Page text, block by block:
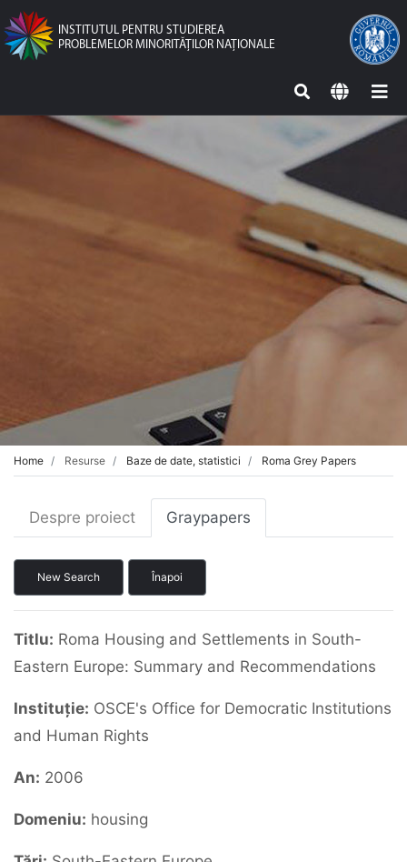
INSTITUTUL PENTRU STUDIEREA
PROBLEMELOR MINORITĂŢILOR NAŢIONALE
Home Resurse Baze de date, statistici Roma Grey Papers
Despre proiect Graypapers
New Search Înapoi
Titlu: Roma Housing and Settlements in South-
Eastern Europe: Summary and Recommendations
Instituție: OSCE's Office for Democratic Institutions
and Human Rights
An: 2006
Domeniu: housing